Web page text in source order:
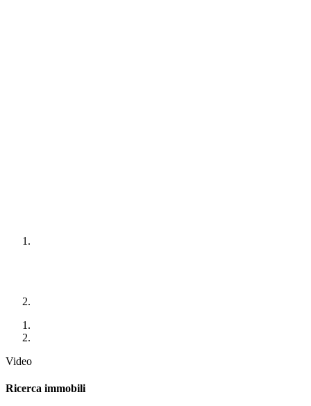
Video
Ricerca immobili